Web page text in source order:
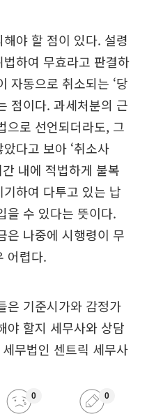
야 할 점이 있다. 설령
하여 무효라고 판결하
자동으로 취소되는 ‘당
점이다. 과세처분의 근
으로 선언되더라도, 그
다고 보아 ‘취소사
내에 적법하게 불복
하여 다투고 있는 납
을 수 있다는 뜻이다.
은 나중에 시행령이 무
어렵다.
은 기준시가와 감정가
야 할지 세무사와 상담
무법인 센트릭 세무사
0 0